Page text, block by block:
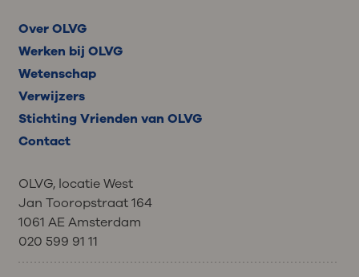
Over OLVG
Werken bij OLVG
Wetenschap
Verwijzers
Stichting Vrienden van OLVG
Contact
OLVG, locatie West
Jan Tooropstraat 164
1061 AE Amsterdam
020 599 91 11